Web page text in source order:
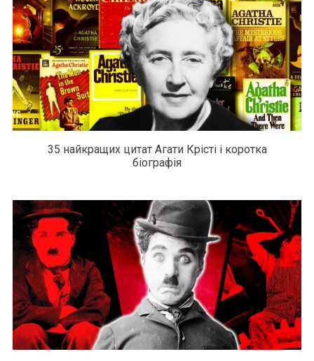
35 найкращих цитат Агати Крісті і коротка
біографія